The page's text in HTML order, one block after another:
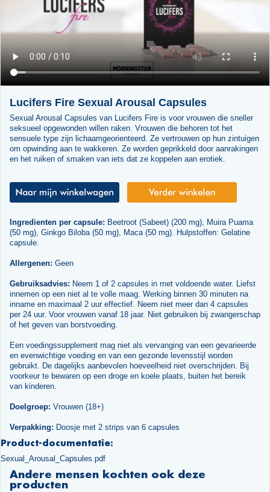
Lucifers Fire Sexual Arousal Capsules
Sexual Arousal Capsules van Lucifers Fire is voor vrouwen die sneller
seksueel opgewonden willen raken. Vrouwen die behoren tot het
sensuele type zijn lichaamgeorienteerd. Ze vertrouwen op hun zintuigen
om opwinding aan te wakkeren. Ze worden geprikkeld door aanrakingen
en het ruiken of smaken van iets dat ze koppelen aan erotiek.
Ingredienten per capsule: Beetroot (Sabeet) (200 mg), Muira Puama
(50 mg), Ginkgo Biloba (50 mg), Maca (50 mg). Hulpstoffen: Gelatine
capsule.
Allergenen: Geen
Gebruiksadvies: Neem 1 of 2 capsules in met voldoende water. Liefst
innemen op een niet al te volle maag. Werking binnen 30 minuten na
inname en maximaal 2 uur effectief. Neem niet meer dan 4 capsules
per 24 uur. Voor vrouwen vanaf 18 jaar. Niet gebruiken bij zwangerschap
of het geven van borstvoeding.
Een voedingssupplement mag niet als vervanging van een gevarieerde
en evenwichtige voeding en van een gezonde levensstijl worden
gebruikt. De dagelijks aanbevolen hoeveelheid niet overschrijden. Bij
voorkeur te bewaren op een droge en koele plaats, buiten het bereik
van kinderen.
Doelgroep: Vrouwen (18+)
Verpakking: Doosje met 2 strips van 6 capsules
Product-documentatie:
Sexual_Arousal_Capsules.pdf
Andere mensen kochten ook deze
producten